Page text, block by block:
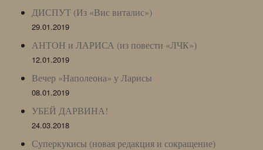
ДИСПУТ (Из «Вис виталис»)
29.01.2019
АНТОН и ЛАРИСА (из повести «ЛЧК»)
12.01.2019
Вечер «Наполеона» у Ларисы
08.01.2019
УБЕЙ ДАРВИНА!
24.03.2018
Суперкукисы (новая редакция и сокращение)